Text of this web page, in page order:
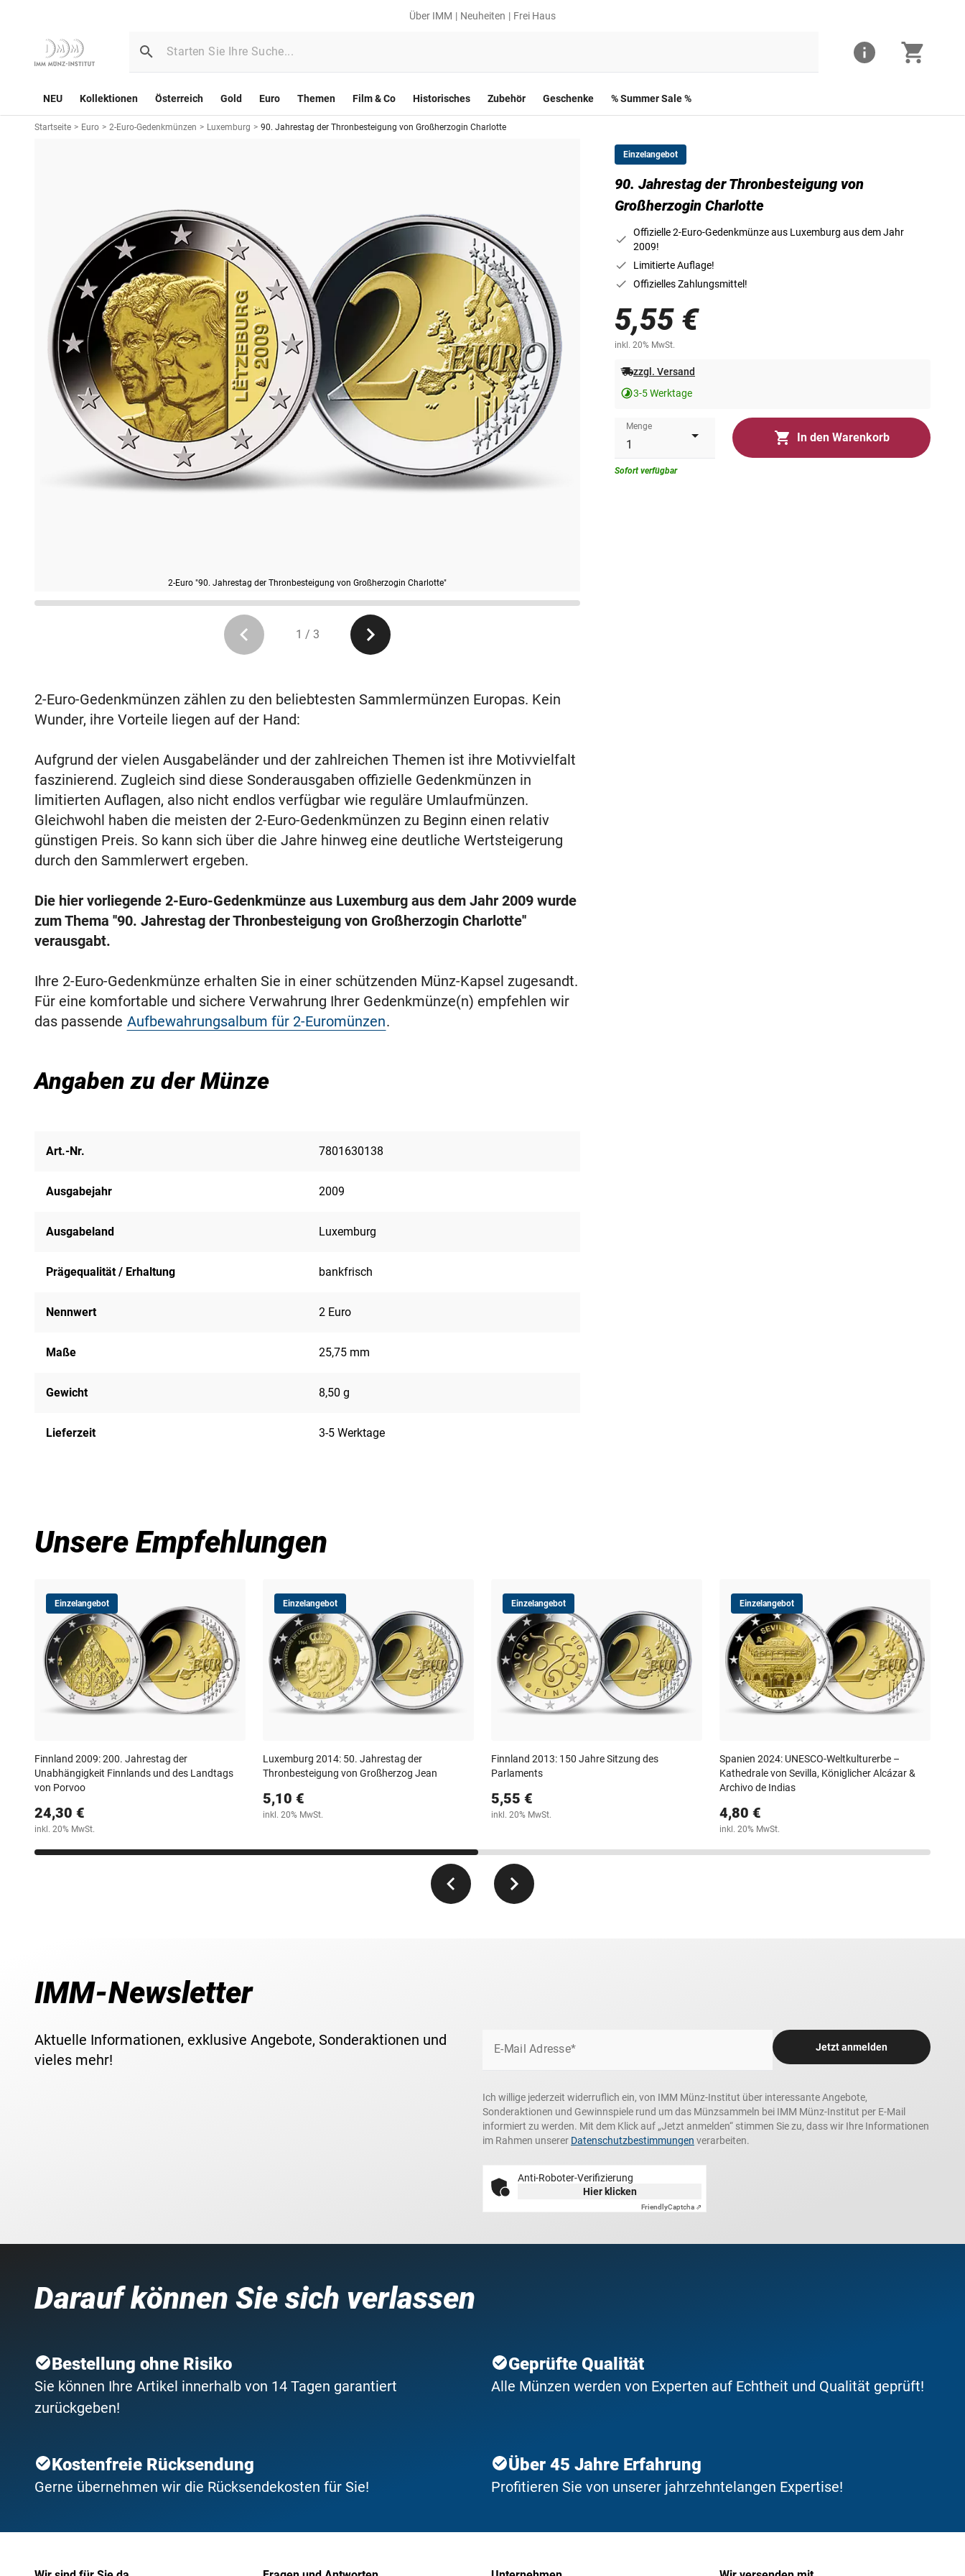
Über IMM Neuheiten Frei Haus
NEU Kollektionen Österreich Gold Euro Themen Film & Co Historisches Zubehör Geschenke % Summer Sale %
Startseite > Euro > 2-Euro-Gedenkmünzen > Luxemburg > 90. Jahrestag der Thronbesteigung von Großherzogin Charlotte
2-Euro "90. Jahrestag der Thronbesteigung von Großherzogin Charlotte"
Die Vorderseite der 2-Euro-Münze
1 / 3
Einzelangebot
90. Jahrestag der Thronbesteigung von
Großherzogin Charlotte
Offizielle 2-Euro-Gedenkmünze aus Luxemburg aus dem Jahr
2009!
Limitierte Auflage!
Offizielles Zahlungsmittel!
5,55 €
inkl. 20% MwSt.
zzgl. Versand
3-5 Werktage
Menge
In den Warenkorb
Sofort verfügbar
2-Euro-Gedenkmünzen zählen zu den beliebtesten Sammlermünzen Europas. Kein
Wunder, ihre Vorteile liegen auf der Hand:
Aufgrund der vielen Ausgabeländer und der zahlreichen Themen ist ihre Motivvielfalt
faszinierend. Zugleich sind diese Sonderausgaben offizielle Gedenkmünzen in
limitierten Auflagen, also nicht endlos verfügbar wie reguläre Umlaufmünzen.
Gleichwohl haben die meisten der 2-Euro-Gedenkmünzen zu Beginn einen relativ
günstigen Preis. So kann sich über die Jahre hinweg eine deutliche Wertsteigerung
durch den Sammlerwert ergeben.
Die hier vorliegende 2-Euro-Gedenkmünze aus Luxemburg aus dem Jahr 2009 wurde
zum Thema ''90. Jahrestag der Thronbesteigung von Großherzogin Charlotte''
verausgabt.
Ihre 2-Euro-Gedenkmünze erhalten Sie in einer schützenden Münz-Kapsel zugesandt.
Für eine komfortable und sichere Verwahrung Ihrer Gedenkmünze(n) empfehlen wir
das passende Aufbewahrungsalbum für 2-Euromünzen.
Angaben zu der Münze
Art.-Nr. 7801630138
Ausgabejahr 2009
Ausgabeland Luxemburg
Prägequalität / Erhaltung bankfrisch
Nennwert 2 Euro
Maße 25,75 mm
Gewicht 8,50 g
Lieferzeit 3-5 Werktage
Unsere Empfehlungen
Einzelangebot
Finnland 2009: 200. Jahrestag der
Unabhängigkeit Finnlands und des Landtags
von Porvoo
24,30 €
inkl. 20% MwSt.
Einzelangebot
Luxemburg 2014: 50. Jahrestag der
Thronbesteigung von Großherzog Jean
5,10 €
inkl. 20% MwSt.
Einzelangebot
Finnland 2013: 150 Jahre Sitzung des
Parlaments
5,55 €
inkl. 20% MwSt.
Einzelangebot
Spanien 2024: UNESCO-Weltkulturerbe –
Kathedrale von Sevilla, Königlicher Alcázar &
Archivo de Indias
4,80 €
inkl. 20% MwSt.
IMM-Newsletter
Aktuelle Informationen, exklusive Angebote, Sonderaktionen und
vieles mehr!
E-Mail Adresse* Jetzt anmelden
Ich willige jederzeit widerruflich ein, von IMM Münz-Institut über interessante Angebote,
Sonderaktionen und Gewinnspiele rund um das Münzsammeln bei IMM Münz-Institut per E-Mail
informiert zu werden. Mit dem Klick auf „Jetzt anmelden“ stimmen Sie zu, dass wir Ihre Informationen
im Rahmen unserer Datenschutzbestimmungen verarbeiten.
Anti-Roboter-Verifizierung
Hier klicken
FriendlyCaptcha ⇗
Darauf können Sie sich verlassen
Bestellung ohne Risiko
Sie können Ihre Artikel innerhalb von 14 Tagen garantiert
zurückgeben!
Geprüfte Qualität
Alle Münzen werden von Experten auf Echtheit und Qualität geprüft!
Kostenfreie Rücksendung
Gerne übernehmen wir die Rücksendekosten für Sie!
Über 45 Jahre Erfahrung
Profitieren Sie von unserer jahrzehntelangen Expertise!